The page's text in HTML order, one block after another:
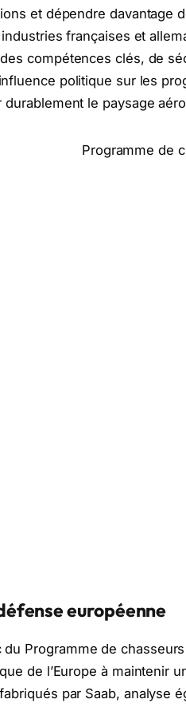
et dépendre davantage
françaises et
compétences clés, de
politique sur les
durablement le paysage
européenne
Programme de
de l’Europe à maintenir
par Saab, analyse